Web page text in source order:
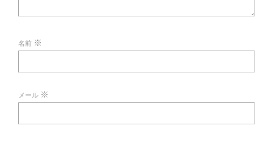
名前 ※
メール ※